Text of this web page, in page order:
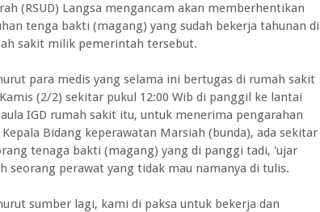
(RSUD) Langsa mengancam akan memberhentikan
tenga bakti (magang) yang sudah bekerja tahunan di
sakit milik pemerintah tersebut.
para medis yang selama ini bertugas di rumah sakit
(2/2) sekitar pukul 12:00 Wib di panggil ke lantai
IGD rumah sakit itu, untuk menerima pengarahan
Bidang keperawatan Marsiah (bunda), ada sekitar
tenaga bakti (magang) yang di panggi tadi, 'ujar
seorang perawat yang tidak mau namanya di tulis.
sumber lagi, kami di paksa untuk bekerja dan